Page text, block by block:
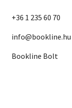
+36 1 235 60 70
info@bookline.hu
Bookline Bolt